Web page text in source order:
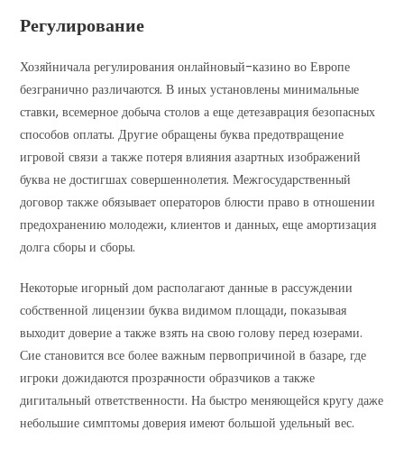
Регулирование
Хозяйничала регулирования онлайновый-казино во Европе
безгранично различаются. В иных установлены минимальные
ставки, всемерное добыча столов а еще детезаврация безопасных
способов оплаты. Другие обращены буква предотвращение
игровой связи а также потеря влияния азартных изображений
буква не достигшах совершеннолетия. Межгосударственный
договор также обязывает операторов блюсти право в отношении
предохранению молодежи, клиентов и данных, еще амортизация
долга сборы и сборы.
Некоторые игорный дом располагают данные в рассуждении
собственной лицензии буква видимом площади, показывая
выходит доверие а также взять на свою голову перед юзерами.
Сие становится все более важным первопричиной в базаре, где
игроки дожидаются прозрачности образчиков а также
дигитальный ответственности. На быстро меняющейся кругу даже
небольшие симптомы доверия имеют большой удельный вес.